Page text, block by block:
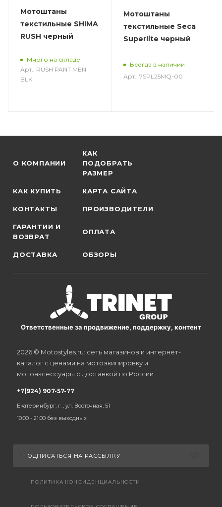
Мотоштаны
текстильные SHIMA
RUSH черный
Много на складе
Арт.: RUSH PANT MEN
BLK
Мотоштаны
текстильные Seca
Superlite черный
Всегда в наличии
Арт.: 7SPL25MQ-00
О КОМПАНИИ
КАК
ПОДОБРАТЬ
РАЗМЕР
КАК КУПИТЬ КАРТА САЙТА
КОНТАКТЫ ПРОИЗВОДИТЕЛИ
ГАРАНТИИ И
ВОЗВРАТ
ОПЛАТА
ДОСТАВКА ОБЗОРЫ
Ответственные за продвижение, поддержку, контент
2026 © Motostyles.ru: сеть магазинов и интернет-
каталог с ценами на мотоэкипировку и
мотоаксессуары с доставкой по России.
+7(924) 907-57-77
Екатеринбург, г. , ул. Восточная, 51
10:00 - 21:00 без выходных
ПОДПИСАТЬСЯ НА РАССЫЛКУ
ПОЛИТИКА КОНФИДЕНЦИАЛЬНОСТИ